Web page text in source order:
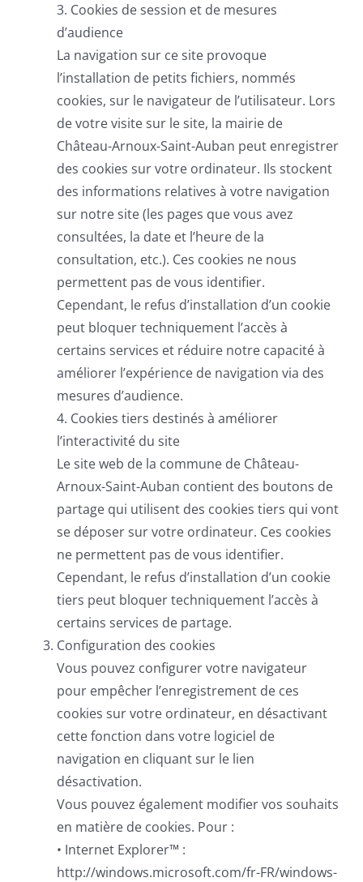
3. Cookies de session et de mesures
d’audience
La navigation sur ce site provoque
l’installation de petits fichiers, nommés
cookies, sur le navigateur de l’utilisateur. Lors
de votre visite sur le site, la mairie de
Château-Arnoux-Saint-Auban peut enregistrer
des cookies sur votre ordinateur. Ils stockent
des informations relatives à votre navigation
sur notre site (les pages que vous avez
consultées, la date et l’heure de la
consultation, etc.). Ces cookies ne nous
permettent pas de vous identifier.
Cependant, le refus d’installation d’un cookie
peut bloquer techniquement l’accès à
certains services et réduire notre capacité à
améliorer l’expérience de navigation via des
mesures d’audience.
4. Cookies tiers destinés à améliorer
l’interactivité du site
Le site web de la commune de Château-
Arnoux-Saint-Auban contient des boutons de
partage qui utilisent des cookies tiers qui vont
se déposer sur votre ordinateur. Ces cookies
ne permettent pas de vous identifier.
Cependant, le refus d’installation d’un cookie
tiers peut bloquer techniquement l’accès à
certains services de partage.
Configuration des cookies
Vous pouvez configurer votre navigateur
pour empêcher l’enregistrement de ces
cookies sur votre ordinateur, en désactivant
cette fonction dans votre logiciel de
navigation en cliquant sur le lien
désactivation.
Vous pouvez également modifier vos souhaits
en matière de cookies. Pour :
• Internet Explorer™ :
http://windows.microsoft.com/fr-FR/windows-